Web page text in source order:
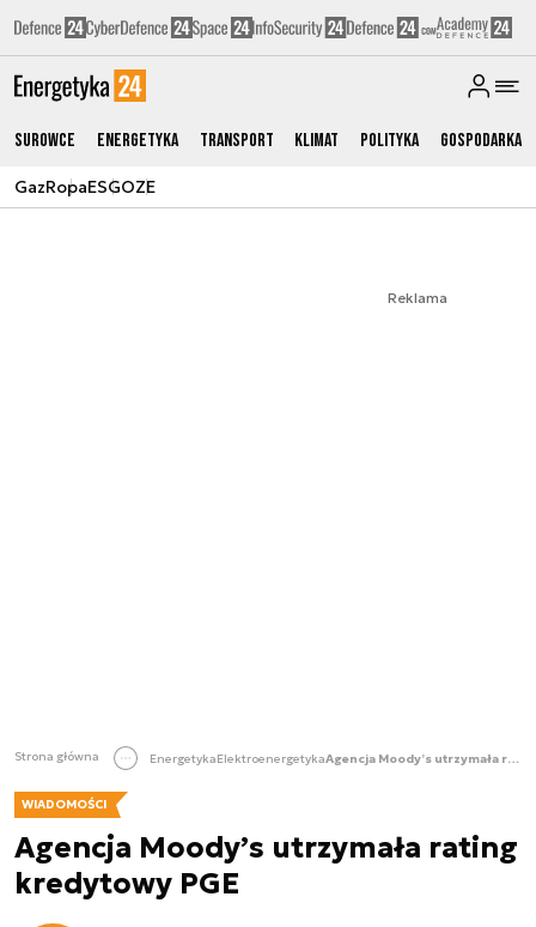
Surowce Energetyka Transport Klimat Polityka Gospodarka
GazRopaESGOZE
Reklama
Strona główna EnergetykaElektroenergetyka Agencja Moody’s utrzymała rating kredytowy PGE
WIADOMOŚCI
Agencja Moody’s utrzymała rating
kredytowy PGE